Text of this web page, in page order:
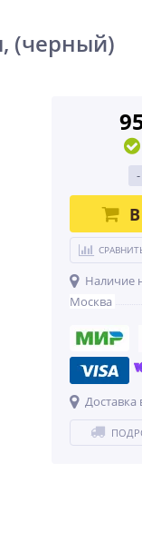
(черный)
-
Наличие
Москва
Доставка